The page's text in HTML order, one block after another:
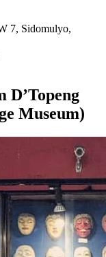
7, Sidomulyo,
D’Topeng
Museum)